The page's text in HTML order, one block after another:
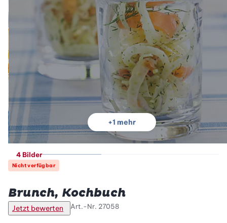
+1 mehr
4 Bilder
Nicht verfügbar
Brunch, Kochbuch
Jetzt bewerten Art.-Nr. 27058